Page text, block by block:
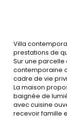
Villa
prestations de
Sur une parcelle
contemporaine
cadre de vie
La maison
baignée de
avec cuisine
recevoir famille